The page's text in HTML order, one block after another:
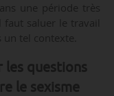
une période très
saluer le travail
tel contexte.
les questions
le sexisme